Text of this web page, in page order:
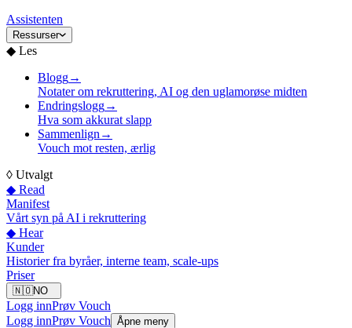
Assistenten
Ressurser
◆ Les
Blogg→
Notater om rekruttering, AI og den uglamorøse midten
Endringslogg→
Hva som akkurat slapp
Sammenlign →
Vouch mot resten, ærlig
◊ Utvalgt
◆ Read
Manifest
Vårt syn på AI i rekruttering
◆ Hear
Kunder
Historier fra byråer, interne team, scale-ups
Priser
🇳🇴NO
Logg innPrøv Vouch
Logg innPrøv Vouch Åpne meny